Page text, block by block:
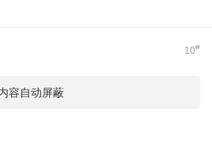
10#
容自动屏蔽